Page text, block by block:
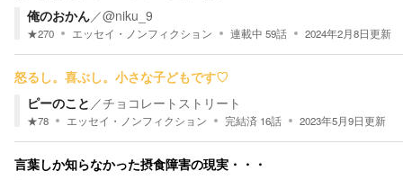
俺のおかん／@niku_9
★270 エッセイ・ノンフィクション 連載中 59話 2024年2月8日更新
怒るし。喜ぶし。小さな子どもです♡
ピーのこと ／チョコレートストリート
★78 エッセイ・ノンフィクション 完結済 16話 2023年5月9日更新
言葉しか知らなかった摂食障害の現実・・・